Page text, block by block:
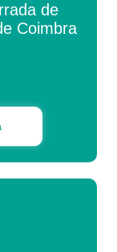
de
Coimbra